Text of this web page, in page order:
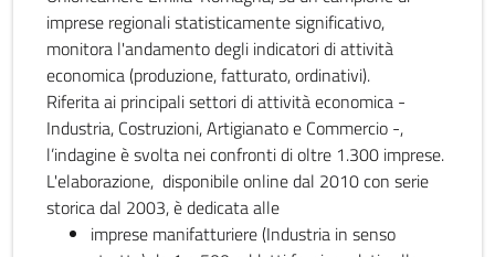
imprese regionali statisticamente significativo,
monitora l'andamento degli indicatori di attività
economica (produzione, fatturato, ordinativi).
Riferita ai principali settori di attività economica -
Industria, Costruzioni, Artigianato e Commercio -,
l’indagine è svolta nei confronti di oltre 1.300 imprese.
L'elaborazione, disponibile online dal 2010 con serie
storica dal 2003, è dedicata alle
imprese manifatturiere (Industria in senso